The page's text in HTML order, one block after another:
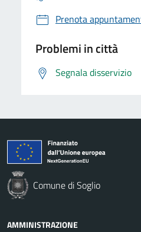
Prenota
Problemi in città
Segnala disservizio
Comune di Soglio
AMMINISTRAZIONE